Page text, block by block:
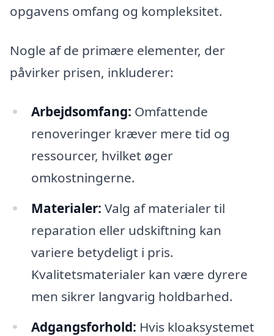
opgavens omfang og kompleksitet.
Nogle af de primære elementer, der
påvirker prisen, inkluderer:
Arbejdsomfang: Omfattende
renoveringer kræver mere tid og
ressourcer, hvilket øger
omkostningerne.
Materialer: Valg af materialer til
reparation eller udskiftning kan
variere betydeligt i pris.
Kvalitetsmaterialer kan være dyrere
men sikrer langvarig holdbarhed.
Adgangsforhold: Hvis kloaksystemet